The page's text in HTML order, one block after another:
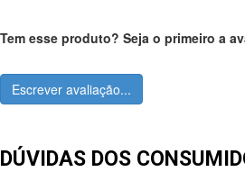
Tem esse produto? Seja o primeiro a
Escrever avaliação...
DÚVIDAS DOS